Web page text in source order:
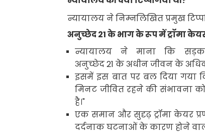
न्यायालय ने निम्नलिखित प्रमुख
अनुच्छेद21के भाग के रूप में ट्रॉमा
न्यायालय ने माना कि
अनुच्छेद21के अधीन जीवन के
इसमें इस बात पर बल दिया गया
मिनट जीवित रहने की संभावना
है।"
एक समान और सुदृढ़ ट्रॉमा केयर
दर्दनाक घटनाओं के कारण होने